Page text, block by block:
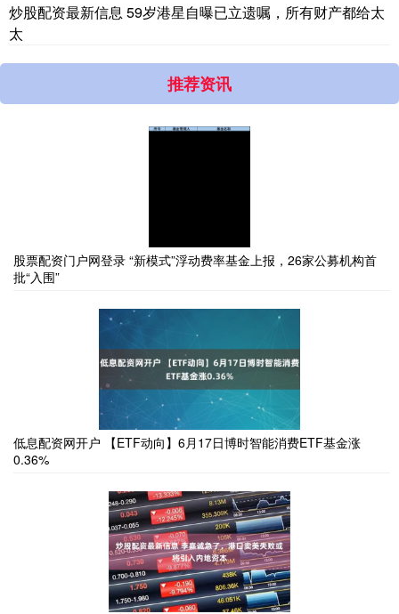
炒股配资最新信息 59岁港星自曝已立遗嘱，所有财产都给太
太
推荐资讯
股票配资门户网登录 “新模式”浮动费率基金上报，26家公募机构首
批“入围”
低息配资网开户 【ETF动向】6月17日博时智能消费ETF基金涨
0.36%